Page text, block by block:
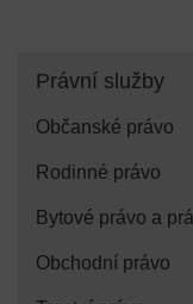
Právní služby
Občanské právo
Rodinné právo
Bytové právo a
Obchodní právo